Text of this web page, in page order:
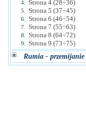
4. Strona 4 (28÷36)
5. Strona 5 (37÷45)
6. Strona 6 (46÷54)
7. Strona 7 (55÷63)
8. Strona 8 (64÷72)
9.
Strona 9 (73÷75)
Rumia - przemijanie